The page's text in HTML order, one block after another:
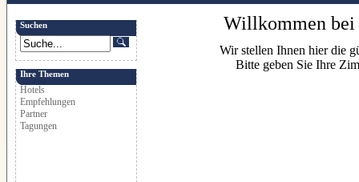
Suchen
Ihre Themen
Hotels
Empfehlungen
Partner
Tagungen
Willkommen bei
Wir stellen Ihnen hier die
Bitte geben Sie Ihre